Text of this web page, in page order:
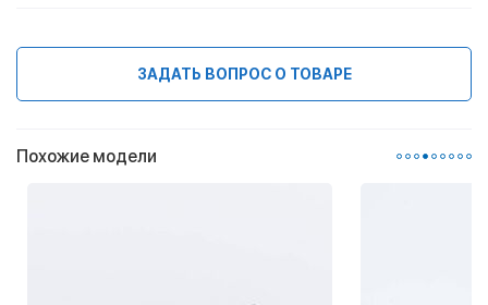
ЗАДАТЬ ВОПРОС О ТОВАРЕ
Похожие модели